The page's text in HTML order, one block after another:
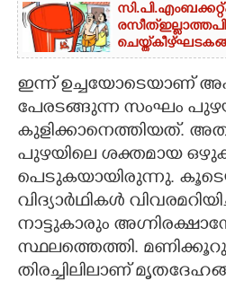
സി.പി.എം ബക്കറ്റ്
രസീത് ഇല്ലാത്ത
ചെയ്ത്
ഇന്ന് ഉച്ചയോടെയാണ്
പേരടങ്ങുന്ന സംഘം
കുളിക്കാനെത്തിയത്.
പുഴയിലെ ശക്തമായ
പെടുകയായിരുന്നു.
വിദ്യാർഥികൾ
നാട്ടുകാരും
സ്ഥലത്തെത്തി.
തിരച്ചിലിലാണ്